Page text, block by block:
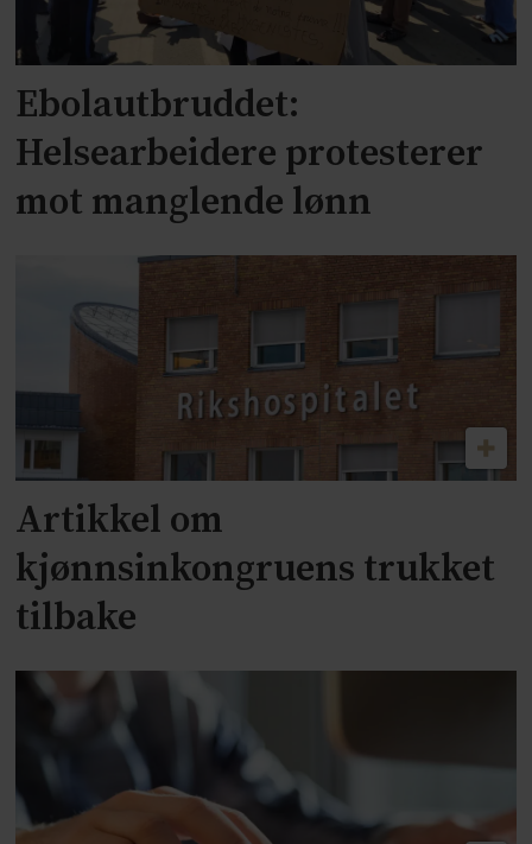
Ebolautbruddet:
Helsearbeidere protesterer
mot manglende lønn
Artikkel om
kjønnsinkongruens trukket
tilbake